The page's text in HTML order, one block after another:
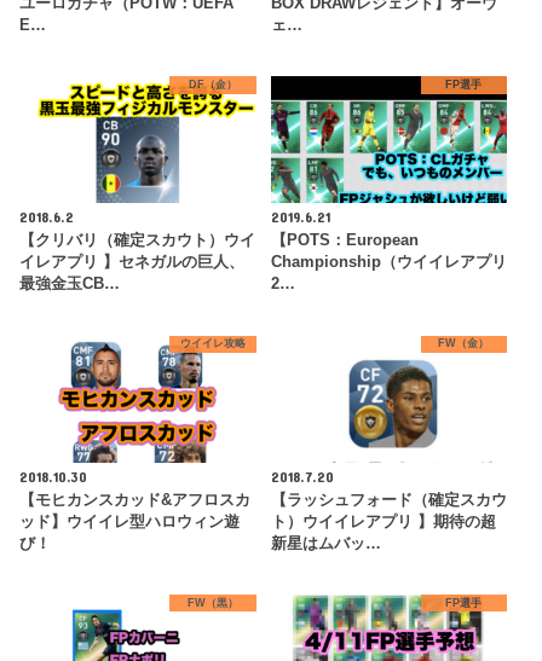
ユーロガチャ（POTW：UEFA
E…
BOX DRAWレジェンド】オーウ
ェ…
DF（金）
2018.6.2
【クリバリ（確定スカウト）ウイ
イレアプリ 】セネガルの巨人、
最強金玉CB…
FP選手
2019.6.21
【POTS：European
Championship（ウイイレアプリ
2…
ウイイレ攻略
2018.10.30
【モヒカンスカッド&アフロスカ
ッド】ウイイレ型ハロウィン遊
び！
FW（金）
2018.7.20
【ラッシュフォード（確定スカウ
ト）ウイイレアプリ 】期待の超
新星はムバッ…
FW（黒） FP選手